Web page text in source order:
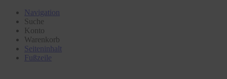
Navigation
Suche
Konto
Warenkorb
Seiteninhalt
Fußzeile